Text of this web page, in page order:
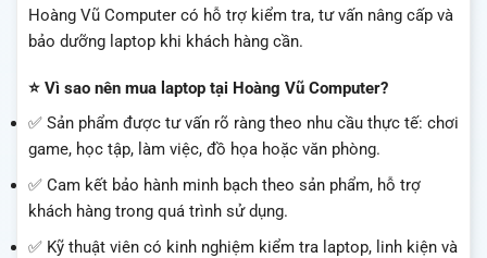
Hoàng Vũ Computer có hỗ trợ kiểm tra, tư vấn nâng cấp và
bảo dưỡng laptop khi khách hàng cần.
⭐ Vì sao nên mua laptop tại Hoàng Vũ Computer?
✅ Sản phẩm được tư vấn rõ ràng theo nhu cầu thực tế: chơi
game, học tập, làm việc, đồ họa hoặc văn phòng.
✅ Cam kết bảo hành minh bạch theo sản phẩm, hỗ trợ
khách hàng trong quá trình sử dụng.
✅ Kỹ thuật viên có kinh nghiệm kiểm tra laptop, linh kiện và